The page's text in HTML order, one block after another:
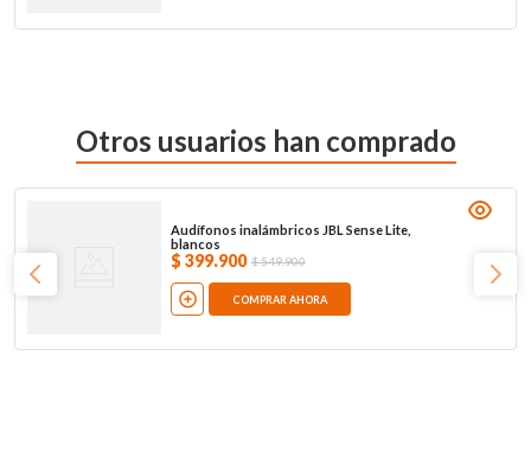
Otros usuarios han comprado
Audífonos inalámbricos JBL Sense Lite,
blancos
$ 399.900 $549.900
COMPRAR AHORA